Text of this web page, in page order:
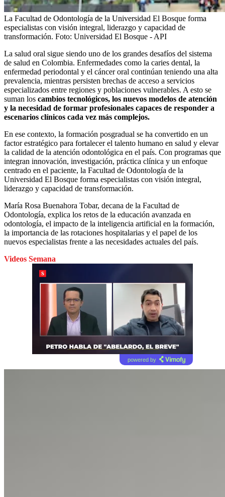
La Facultad de Odontología de la Universidad El Bosque forma
especialistas con visión integral, liderazgo y capacidad de
transformación. Foto: Universidad El Bosque - API
La salud oral sigue siendo uno de los grandes desafíos del sistema
de salud en Colombia. Enfermedades como la caries dental, la
enfermedad periodontal y el cáncer oral continúan teniendo una alta
prevalencia, mientras persisten brechas de acceso a servicios
especializados entre regiones y poblaciones vulnerables. A esto se
suman los cambios tecnológicos, los nuevos modelos de atención
y la necesidad de formar profesionales capaces de responder a
escenarios clínicos cada vez más complejos.
En ese contexto, la formación posgradual se ha convertido en un
factor estratégico para fortalecer el talento humano en salud y elevar
la calidad de la atención odontológica en el país. Con programas que
integran innovación, investigación, práctica clínica y un enfoque
centrado en el paciente, la Facultad de Odontología de la
Universidad El Bosque forma especialistas con visión integral,
liderazgo y capacidad de transformación.
María Rosa Buenahora Tobar, decana de la Facultad de
Odontología, explica los retos de la educación avanzada en
odontología, el impacto de la inteligencia artificial en la formación,
la importancia de las rotaciones hospitalarias y el papel de los
nuevos especialistas frente a las necesidades actuales del país.
Videos Semana
powered by